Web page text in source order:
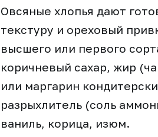
Овсяные хлопья дают
текстуру и ореховый
высшего или первого
коричневый сахар, жир
или маргарин
разрыхлитель (соль
ваниль, корица, изюм.